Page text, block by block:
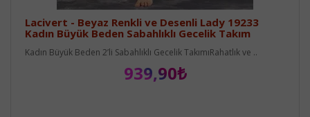
Lacivert - Beyaz Renkli ve Desenli Lady 19233
Kadın Büyük Beden Sabahlıklı Gecelik Takım
Kadın Büyük Beden 2’li Sabahlıklı Gecelik TakımıRahatlık ve ..
939,90₺